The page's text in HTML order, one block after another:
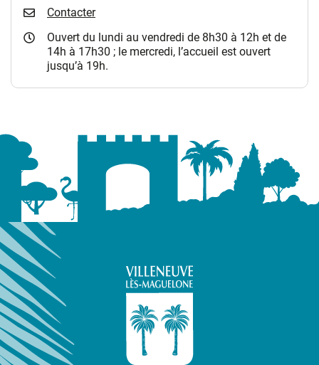
Contacter
Ouvert du lundi au vendredi de 8h30 à 12h et de
14h à 17h30 ; le mercredi, l’accueil est ouvert
jusqu’à 19h.